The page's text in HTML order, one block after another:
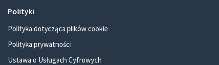
Polityki
Polityka dotycząca plików cookie
Polityka prywatności
Ustawa o Usługach Cyfrowych